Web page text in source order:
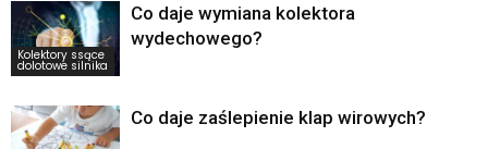
Kolektory ssące
dolotowe silnika
Co daje wymiana kolektora
wydechowego?
Co daje zaślepienie klap wirowych?